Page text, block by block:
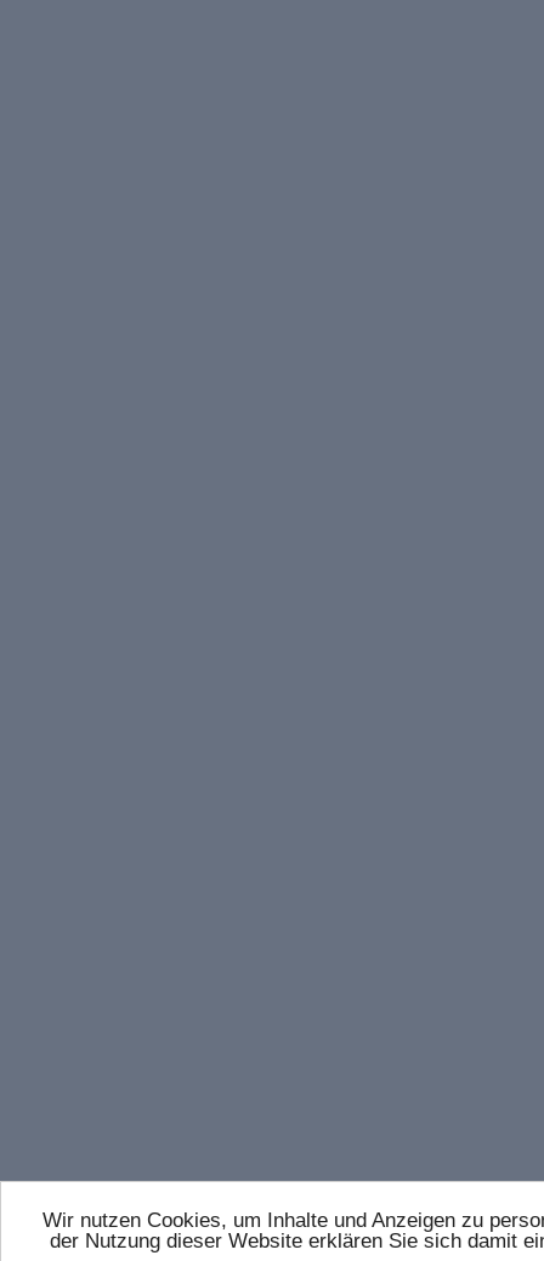
Wir nutzen Cookies, um Inhalte und Anzeigen zu
der Nutzung dieser Website erklären Sie sich damit